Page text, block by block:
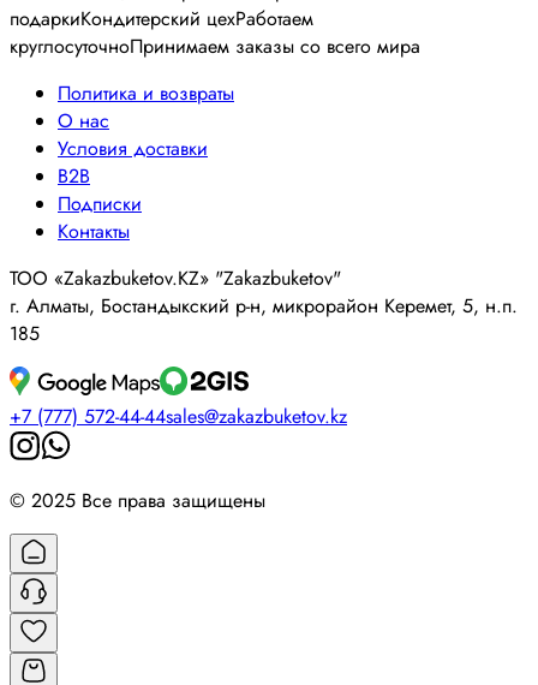
подаркиКондитерский цехРаботаем
круглосуточноПринимаем заказы со всего мира
Политика и возвраты
О нас
Условия доставки
B2B
Подписки
Контакты
ТОО «Zakazbuketov.KZ» "Zakazbuketov"
г. Алматы, Бостандыкский р-н, микрорайон Керемет, 5, н.п.
185
+7 (777) 572-44-44sales@zakazbuketov.kz
© 2025 Все права защищены